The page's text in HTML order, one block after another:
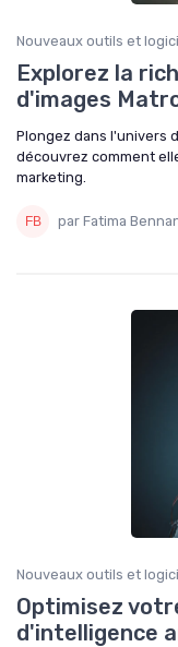
Nouveaux outils et
Explorez la
d'images
Plongez dans l'univers
découvrez comment
marketing.
par Fatima
Nouveaux outils et
Optimisez
d'intelligence